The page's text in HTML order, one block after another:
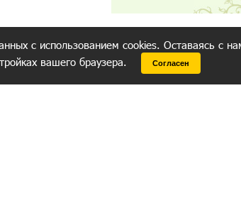
с использованием cookies. Оставаясь с
вашего браузера. Согласен